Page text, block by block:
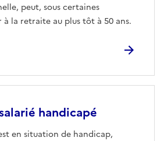
peut, sous certaines
la retraite au plus tôt à 50 ans.
handicapé
en situation de handicap,